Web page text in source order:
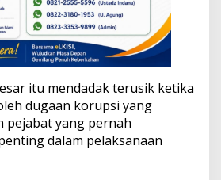
itu mendadak terusik ketika
dugaan korupsi yang
pejabat yang pernah
dalam pelaksanaan